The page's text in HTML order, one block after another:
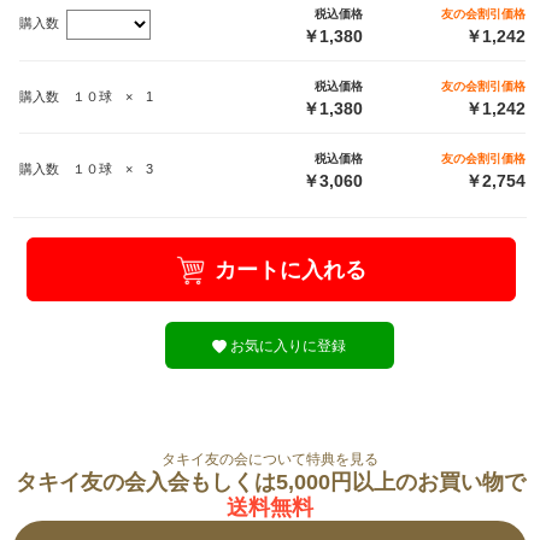
購入数
税込価格
￥1,380
友の会割引価格
￥1,242
購入数 １０球 × 1
税込価格
￥1,380
友の会割引価格
￥1,242
購入数 １０球 × 3
税込価格
￥3,060
友の会割引価格
￥2,754
カートに入れる
お気に入りに登録
タキイ友の会について特典を見る
タキイ友の会入会もしくは5,000円以上のお買い物で
送料無料